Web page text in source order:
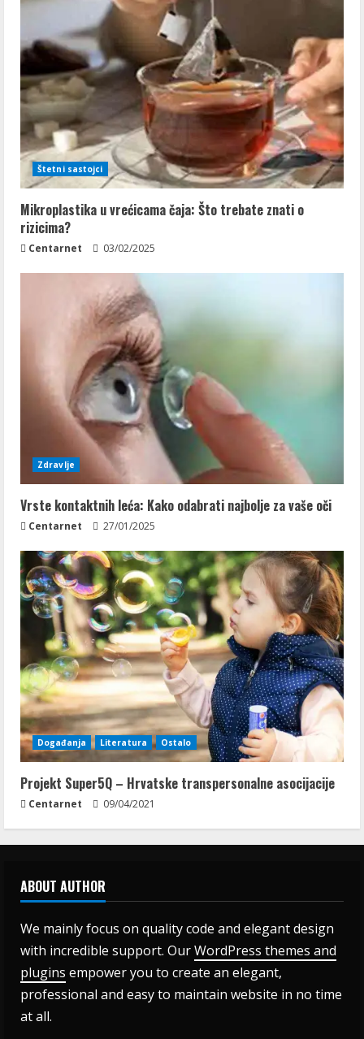
Štetni sastojci
Mikroplastika u vrećicama čaja: Što trebate znati o
rizicima?
Centarnet 03/02/2025
Zdravlje
Vrste kontaktnih leća: Kako odabrati najbolje za vaše oči
Centarnet 27/01/2025
Događanja Literatura Ostalo
Projekt Super5Q – Hrvatske transpersonalne asocijacije
Centarnet 09/04/2021
ABOUT AUTHOR
We mainly focus on quality code and elegant design
with incredible support. OurWordPress themes and
plugins empower you to create an elegant,
professional and easy to maintain website in no time
at all.